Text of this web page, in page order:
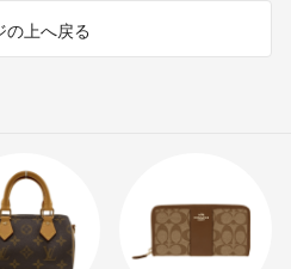
るＰＣからの移行は出来ません。
す。
繋いだり、DVD見たりなどは可能で
の上へ戻る